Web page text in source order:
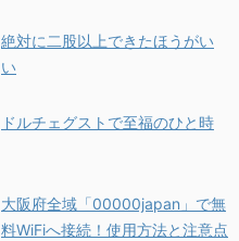
絶対に二股以上できたほうがい
い
ドルチェグストで至福のひと時
大阪府全域「00000japan」で無
料WiFiへ接続！使用方法と注意点